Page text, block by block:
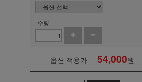
수량
옵션 적용가 54,000원